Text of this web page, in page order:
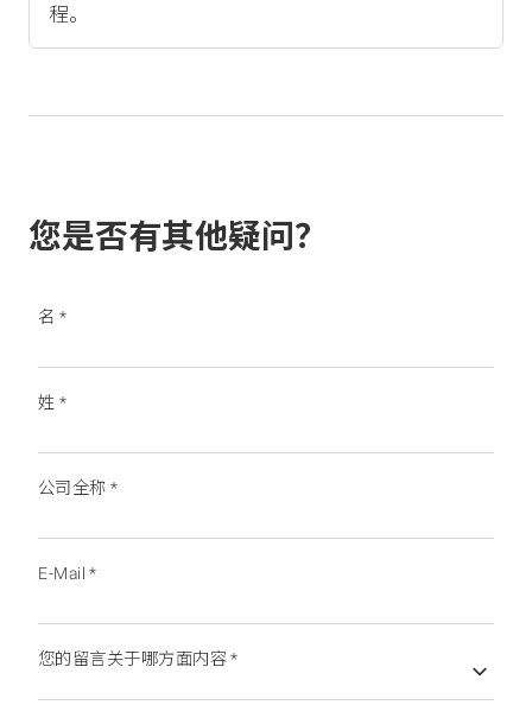
程。
您是否有其他疑问？
名 *
姓 *
公司全称*
E-Mail*
您的留言关于哪方面内容*